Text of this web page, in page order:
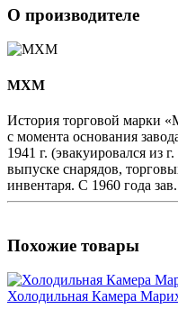
О производителе
MXM
История торговой марки
с момента основания
1941 г. (эвакуировался из
выпуске снарядов,
инвентаря. С 1960 года
Похожие товары
Холодильная Камера